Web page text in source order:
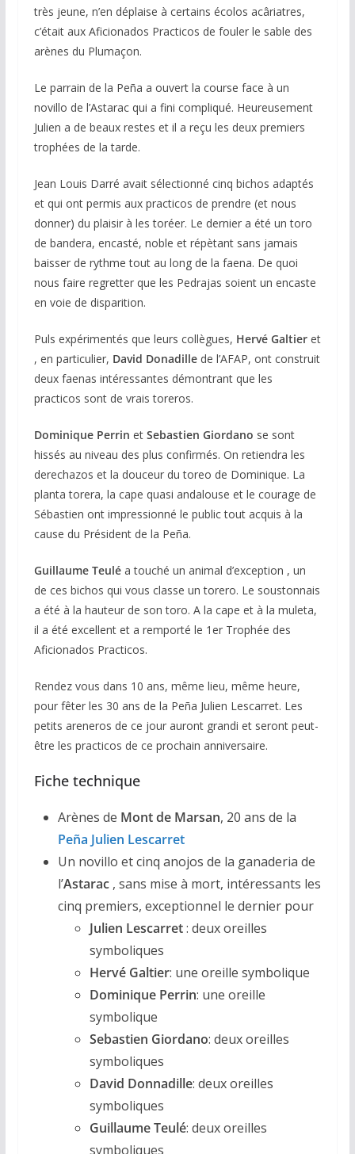
très jeune, n’en déplaise à certains écolos acâriatres,
c’était aux Aficionados Practicos de fouler le sable des
arènes du Plumaçon.
Le parrain de la Peña a ouvert la course face à un
novillo de l’Astarac qui a fini compliqué. Heureusement
Julien a de beaux restes et il a reçu les deux premiers
trophées de la tarde.
Jean Louis Darré avait sélectionné cinq bichos adaptés
et qui ont permis aux practicos de prendre (et nous
donner) du plaisir à les toréer. Le dernier a été un toro
de bandera, encasté, noble et répètant sans jamais
baisser de rythme tout au long de la faena. De quoi
nous faire regretter que les Pedrajas soient un encaste
en voie de disparition.
Puls expérimentés que leurs collègues, Hervé Galtier et
, en particulier, David Donadillede l’AFAP, ont construit
deux faenas intéressantes démontrant que les
practicos sont de vrais toreros.
Dominique Perrin etSebastien Giordano se sont
hissés au niveau des plus confirmés. On retiendra les
derechazos et la douceur du toreo de Dominique. La
planta torera, la cape quasi andalouse et le courage de
Sébastien ont impressionné le public tout acquis à la
cause du Président de la Peña.
Guillaume Teulé a touché un animal d’exception , un
de ces bichos qui vous classe un torero. Le soustonnais
a été à la hauteur de son toro. A la cape et à la muleta,
il a été excellent et a remporté le 1er Trophée des
Aficionados Practicos.
Rendez vous dans 10 ans, même lieu, même heure,
pour fêter les 30 ans de la Peña Julien Lescarret. Les
petits areneros de ce jour auront grandi et seront peut-
être les practicos de ce prochain anniversaire.
Fiche technique
Arènes de Mont de Marsan, 20 ans de la
Peña Julien Lescarret
Un novillo et cinq anojos de la ganaderia de
l’Astarac, sans mise à mort, intéressants les
cinq premiers, exceptionnel le dernier pour
Julien Lescarret: deux oreilles
symboliques
Hervé Galtier: une oreille symbolique
Dominique Perrin: une oreille
symbolique
Sebastien Giordano: deux oreilles
symboliques
David Donnadille: deux oreilles
symboliques
Guillaume Teulé: deux oreilles
symboliques